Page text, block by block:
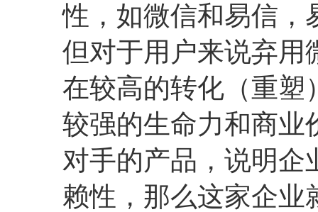
性，如微信和易信，
但对于用户来说弃用
在较高的转化（重塑
较强的生命力和商业
对手的产品，说明企
赖性，那么这家企业